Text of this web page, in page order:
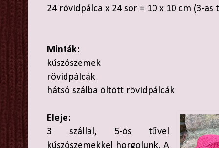
24 rövidpálca x 24 sor = 10 x 10 cm (3-as
Minták:
kúszószemek
rövidpálcák
hátsó szálba öltött rövidpálcák
Eleje:
3 szállal, 5-ös tűvel
kúszószemekkel horgolunk. A